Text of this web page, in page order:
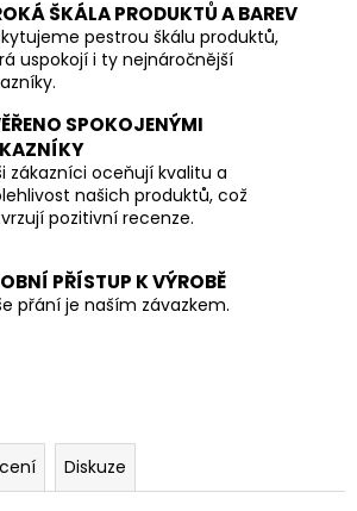
ŠKÁLA PRODUKTŮ A BAREV
pestrou škálu produktů,
uspokojí i ty nejnáročnější
SPOKOJENÝMI
zákazníci oceňují kvalitu a
našich produktů, což
pozitivní recenze.
PŘÍSTUP K VÝROBĚ
přání je naším závazkem.
Diskuze